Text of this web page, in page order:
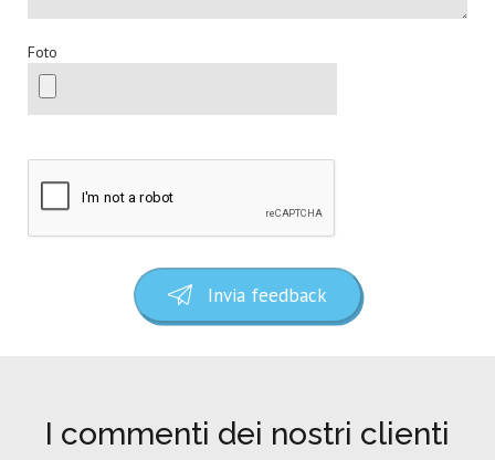
Foto
Invia feedback
I commenti dei nostri clienti